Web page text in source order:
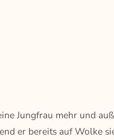
Jungfrau mehr und
er bereits auf Wolke